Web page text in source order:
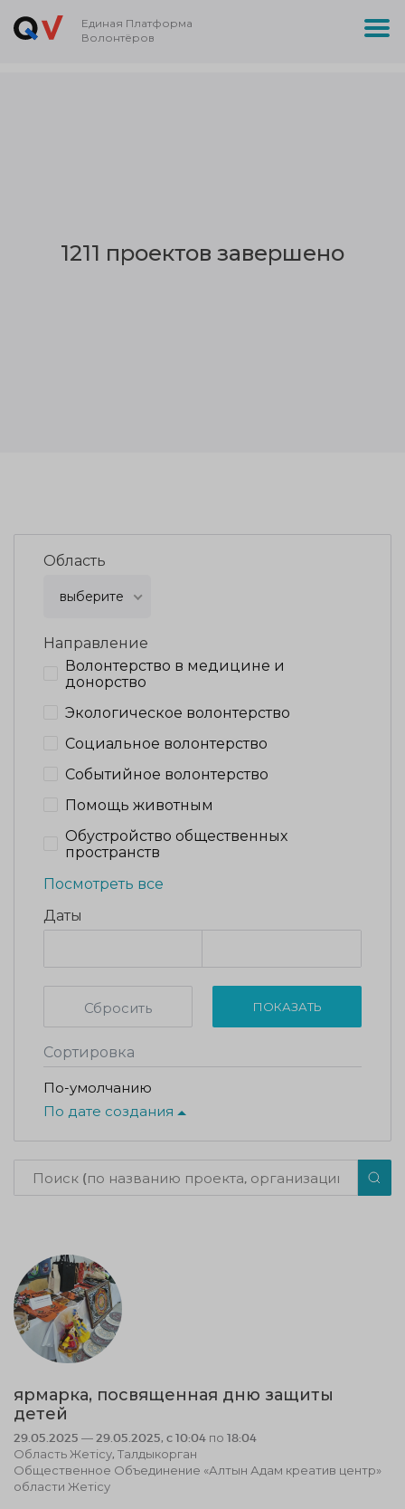
Единая Платформа
Волонтёров
1211 проектов завершено
Область
выберите
Направление
Волонтерство в медицине и
донорство
Экологическое волонтерство
Социальное волонтерство
Событийное волонтерство
Помощь животным
Обустройство общественных
пространств
Посмотреть все
Даты
Сбросить ПОКАЗАТЬ
Сортировка
По-умолчанию
По дате создания
ярмарка, посвященная дню защиты
детей
29.05.2025 — 29.05.2025, c 10:04 по 18:04
Область Жетісу, Талдыкорган
Общественное Объединение «Алтын Адам креатив центр»
области Жетісу